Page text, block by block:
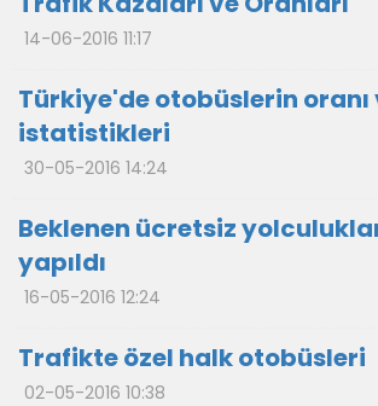
14-06-2016 11:17
Türkiye'de otobüslerin oranı
istatistikleri
30-05-2016 14:24
Beklenen ücretsiz
yapıldı
16-05-2016 12:24
Trafikte özel halk otobüsleri
02-05-2016 10:38